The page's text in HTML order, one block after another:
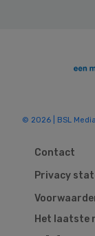
© 2026 | BSL
Contact
Privacy
Het laatste